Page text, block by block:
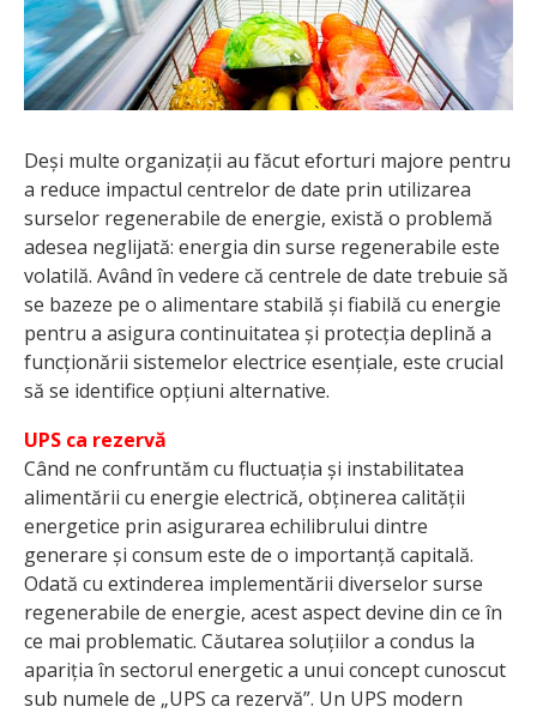
Deși multe organizații au făcut eforturi majore pentru
a reduce impactul centrelor de date prin utilizarea
surselor regenerabile de energie, există o problemă
adesea neglijată: energia din surse regenerabile este
volatilă. Având în vedere că centrele de date trebuie să
se bazeze pe o alimentare stabilă și fiabilă cu energie
pentru a asigura continuitatea și protecția deplină a
funcționării sistemelor electrice esențiale, este crucial
să se identifice opțiuni alternative.
UPS ca rezervă
Când ne confruntăm cu fluctuația și instabilitatea
alimentării cu energie electrică, obținerea calității
energetice prin asigurarea echilibrului dintre
generare și consum este de o importanță capitală.
Odată cu extinderea implementării diverselor surse
regenerabile de energie, acest aspect devine din ce în
ce mai problematic. Căutarea soluțiilor a condus la
apariția în sectorul energetic a unui concept cunoscut
sub numele de „UPS ca rezervă”. Un UPS modern